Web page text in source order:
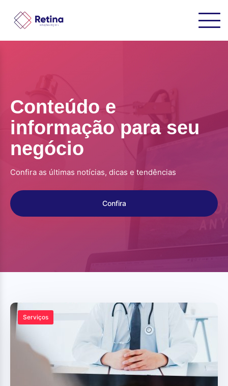
Conteúdo e
informação para seu
negócio
Confira as últimas notícias, dicas e tendências
Confira
Serviços